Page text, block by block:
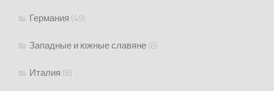
Германия (49)
Западные и южные славяне (8)
Италия (8)